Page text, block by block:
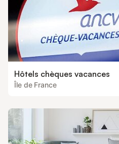
Hôtels chèques vacances
Île de France